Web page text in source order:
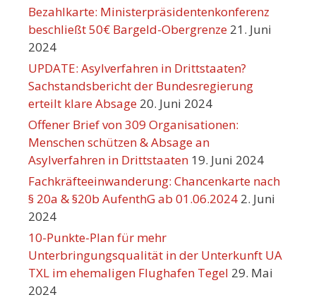
Bezahlkarte: Ministerpräsidentenkonferenz
beschließt 50€ Bargeld-Obergrenze 21. Juni
2024
UPDATE: Asylverfahren in Drittstaaten?
Sachstandsbericht der Bundesregierung
erteilt klare Absage 20. Juni 2024
Offener Brief von 309 Organisationen:
Menschen schützen & Absage an
Asylverfahren in Drittstaaten 19. Juni 2024
Fachkräfteeinwanderung: Chancenkarte nach
§ 20a & §20b AufenthG ab 01.06.2024 2. Juni
2024
10-Punkte-Plan für mehr
Unterbringungsqualität in der Unterkunft UA
TXL im ehemaligen Flughafen Tegel 29. Mai
2024